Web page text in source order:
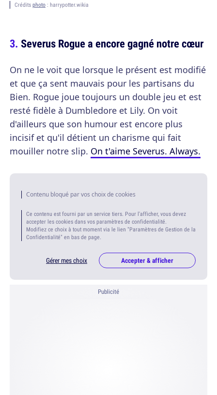
Crédits photo : harrypotter.wikia
Severus Rogue a encore gagné notre cœur
On ne le voit que lorsque le présent est modifié
et que ça sent mauvais pour les partisans du
Bien. Rogue joue toujours un double jeu et est
resté fidèle à Dumbledore et Lily. On voit
d'ailleurs que son humour est encore plus
incisif et qu'il détient un charisme qui fait
mouiller notre slip. On t'aime Severus. Always.
Contenu bloqué par vos choix de cookies
Ce contenu est fourni par un service tiers. Pour l'afficher, vous devez
accepter les cookies dans vos paramètres de confidentialité.
Modifiez ce choix à tout moment via le lien "Paramètres de Gestion de la
Confidentialité" en bas de page.
Gérer mes choix Accepter & afficher
Publicité